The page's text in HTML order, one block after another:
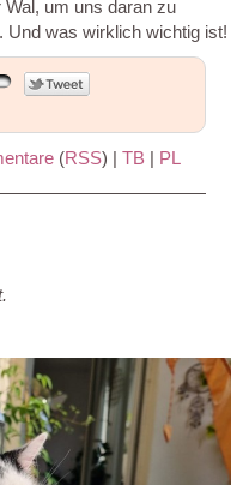
um uns daran zu
Und was wirklich wichtig ist!
(RSS) | TB | PL